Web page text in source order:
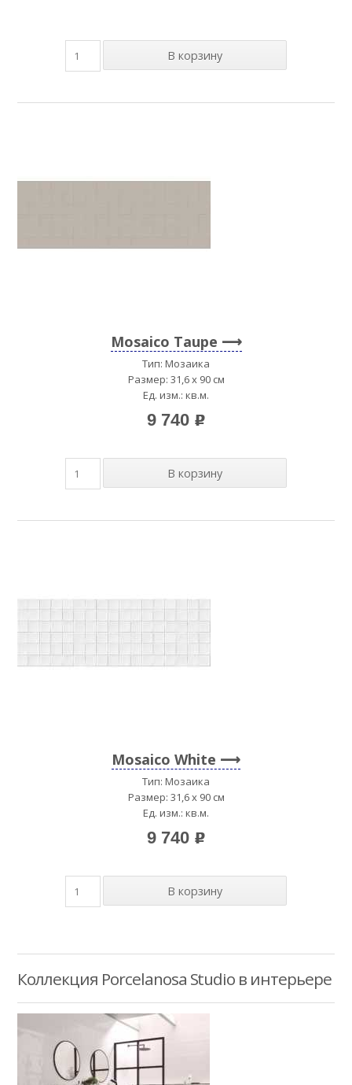
Mosaico Taupe
Тип: Мозаика
Размер: 31,6 x 90 см
Ед. изм.: кв.м.
9 740 p
Mosaico White
Тип: Мозаика
Размер: 31,6 x 90 см
Ед. изм.: кв.м.
9 740 p
Коллекция Porcelanosa Studio в интерьере